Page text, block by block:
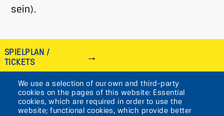
We use a selection of our own and third-party
cookies on the pages of this website: Essential
cookies, which are required in order to use the
website; functional cookies, which provide better
sein).
SPIELPLAN /
TICKETS
IMAGE
VIKTORIASTR. 10-18